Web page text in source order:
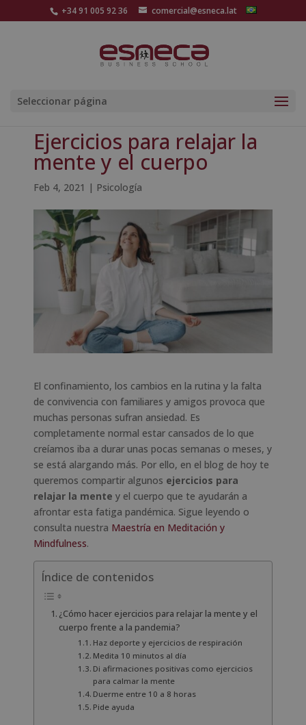
+34 91 005 92 36 comercial@esneca.lat
Seleccionar página
Ejercicios para relajar la
mente y el cuerpo
Feb 4, 2021 | Psicología
El confinamiento, los cambios en la rutina y la falta
de convivencia con familiares y amigos provoca que
muchas personas sufran ansiedad. Es
completamente normal estar cansados de lo que
creíamos iba a durar unas pocas semanas o meses, y
se está alargando más. Por ello, en el blog de hoy te
queremos compartir algunos ejercicios para
relajar la mente y el cuerpo que te ayudarán a
afrontar esta fatiga pandémica. Sigue leyendo o
consulta nuestra Maestría en Meditación y
Mindfulness.
Índice de contenidos
¿Cómo hacer ejercicios para relajar la mente y el
cuerpo frente a la pandemia?
Haz deporte y ejercicios de respiración
Medita 10 minutos al día
Di afirmaciones positivas como ejercicios
para calmar la mente
Duerme entre 10 a 8 horas
Pide ayuda